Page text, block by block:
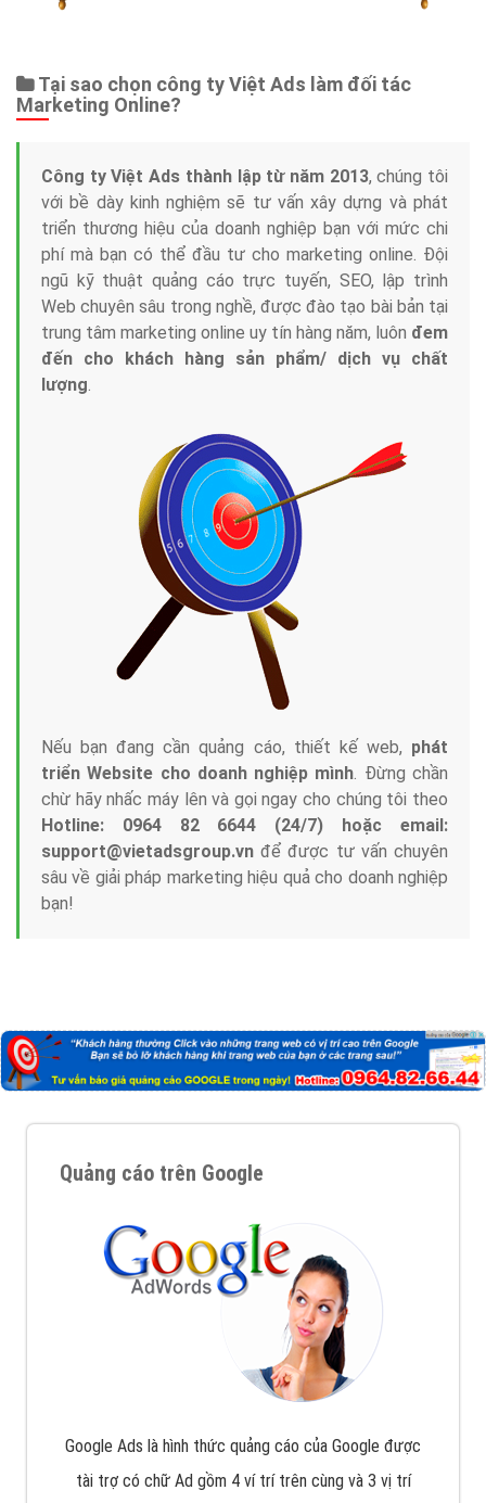
Tại sao chọn công ty Việt Ads làm đối tác
Marketing Online?
Công ty Việt Ads thành lập từ năm 2013, chúng tôi
với bề dày kinh nghiệm sẽ tư vấn xây dựng và phát
triển thương hiệu của doanh nghiệp bạn với mức chi
phí mà bạn có thể đầu tư cho marketing online. Đội
ngũ kỹ thuật quảng cáo trực tuyến, SEO, lập trình
Web chuyên sâu trong nghề, được đào tạo bài bản tại
trung tâm marketing online uy tín hàng năm, luôn đem
đến cho khách hàng sản phẩm/ dịch vụ chất
lượng.
Nếu bạn đang cần quảng cáo, thiết kế web, phát
triển Website cho doanh nghiệp mình. Đừng chần
chừ hãy nhấc máy lên và gọi ngay cho chúng tôi theo
Hotline: 0964 82 6644 (24/7) hoặc email:
support@vietadsgroup.vn để được tư vấn chuyên
sâu về giải pháp marketing hiệu quả cho doanh nghiệp
bạn!
Quảng cáo trên Google
Google Ads là hình thức quảng cáo của Google được
tài trợ có chữ Ad gồm 4 ví trí trên cùng và 3 vị trí